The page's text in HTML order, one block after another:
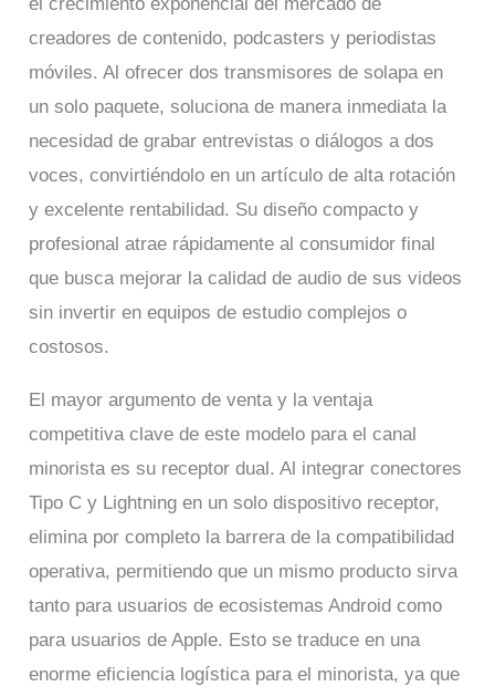
el crecimiento exponencial del mercado de
creadores de contenido, podcasters y periodistas
móviles. Al ofrecer dos transmisores de solapa en
un solo paquete, soluciona de manera inmediata la
necesidad de grabar entrevistas o diálogos a dos
voces, convirtiéndolo en un artículo de alta rotación
y excelente rentabilidad. Su diseño compacto y
profesional atrae rápidamente al consumidor final
que busca mejorar la calidad de audio de sus videos
sin invertir en equipos de estudio complejos o
costosos.
El mayor argumento de venta y la ventaja
competitiva clave de este modelo para el canal
minorista es su receptor dual. Al integrar conectores
Tipo C y Lightning en un solo dispositivo receptor,
elimina por completo la barrera de la compatibilidad
operativa, permitiendo que un mismo producto sirva
tanto para usuarios de ecosistemas Android como
para usuarios de Apple. Esto se traduce en una
enorme eficiencia logística para el minorista, ya que